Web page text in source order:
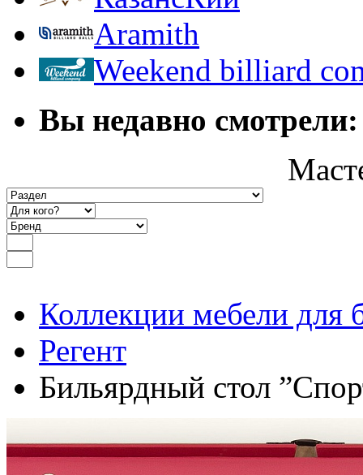
Aramith
Weekend billiard
Вы недавно смотрели:
Коллекции мебели для
Регент
Бильярдный стол